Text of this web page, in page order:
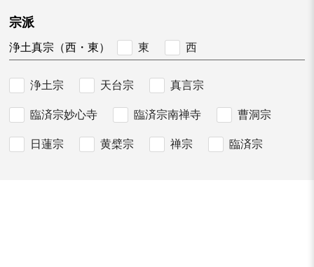
宗派
浄土真宗（西・東） 東 西
浄土宗 天台宗 真言宗
臨済宗妙心寺 臨済宗南禅寺 曹洞宗
日蓮宗 黄檗宗 禅宗 臨済宗